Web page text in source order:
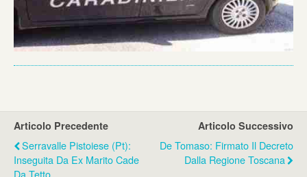
Articolo Precedente
Serravalle Pistoiese (Pt):
Inseguita Da Ex Marito Cade
Da Tetto
Articolo Successivo
De Tomaso: Firmato Il Decreto
Dalla Regione Toscana